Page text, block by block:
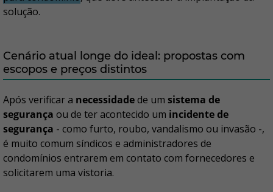
solução.
Cenário atual longe do ideal: propostas com
escopos e preços distintos
Após verificar a necessidadede um sistema de
segurança ou de ter acontecido um incidente de
segurança - como furto, roubo, vandalismo ou invasão -,
é muito comum síndicos e administradores de
condomínios entrarem em contato com fornecedores e
solicitarem uma vistoria.